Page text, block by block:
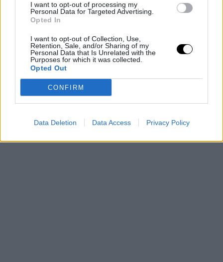
I want to opt-out of processing my
Personal Data for Targeted Advertising.
Opted In
I want to opt-out of Collection, Use,
Retention, Sale, and/or Sharing of my
Personal Data that Is Unrelated with the
Purposes for which it was collected.
Opted Out
CONFIRM
Data Deletion Data Access Privacy Policy